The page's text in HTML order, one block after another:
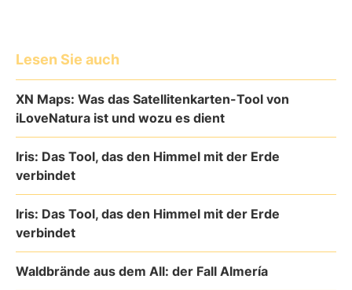
Lesen Sie auch
XN Maps: Was das Satellitenkarten-Tool von
iLoveNatura ist und wozu es dient
Iris: Das Tool, das den Himmel mit der Erde
verbindet
Iris: Das Tool, das den Himmel mit der Erde
verbindet
Waldbrände aus dem All: der Fall Almería